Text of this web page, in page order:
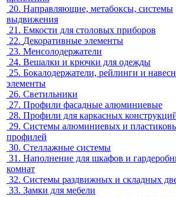
20. Направляющие, метабоксы, системы
выдвижения
21. Емкости для столовых приборов
22. Декоративные элементы
23. Менсолодержатели
24. Вешалки и крючки для одежды
25. Бокалодержатели, рейлинги и
элементы
26. Светильники
27. Профили фасадные алюминиевые
28. Профили для каркасных
29. Системы алюминиевых и
профилей
30. Стеллажные системы
31. Наполнение для шкафов и
комнат
32. Системы раздвижных и складных
33. Замки для мебели